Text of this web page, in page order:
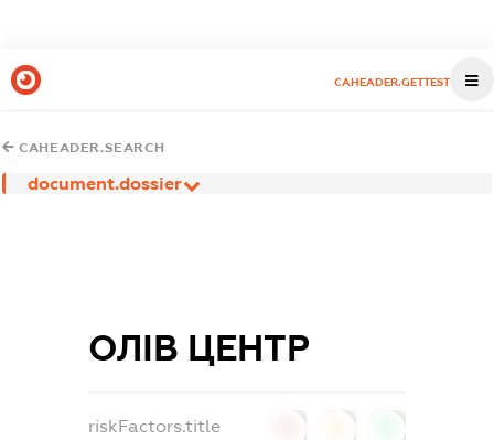
CAHEADER.GETTEST
CAHEADER.SEARCH
document.dossier
ОЛІВ ЦЕНТР
riskFactors.title